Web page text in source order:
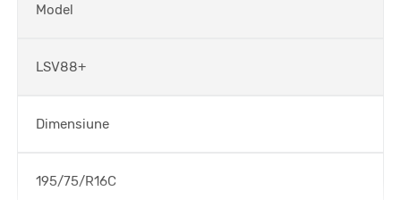
Model
LSV88+
Dimensiune
195/75/R16C